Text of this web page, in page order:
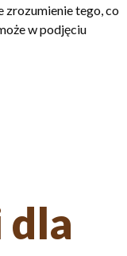
zrozumienie tego, co
w podjęciu